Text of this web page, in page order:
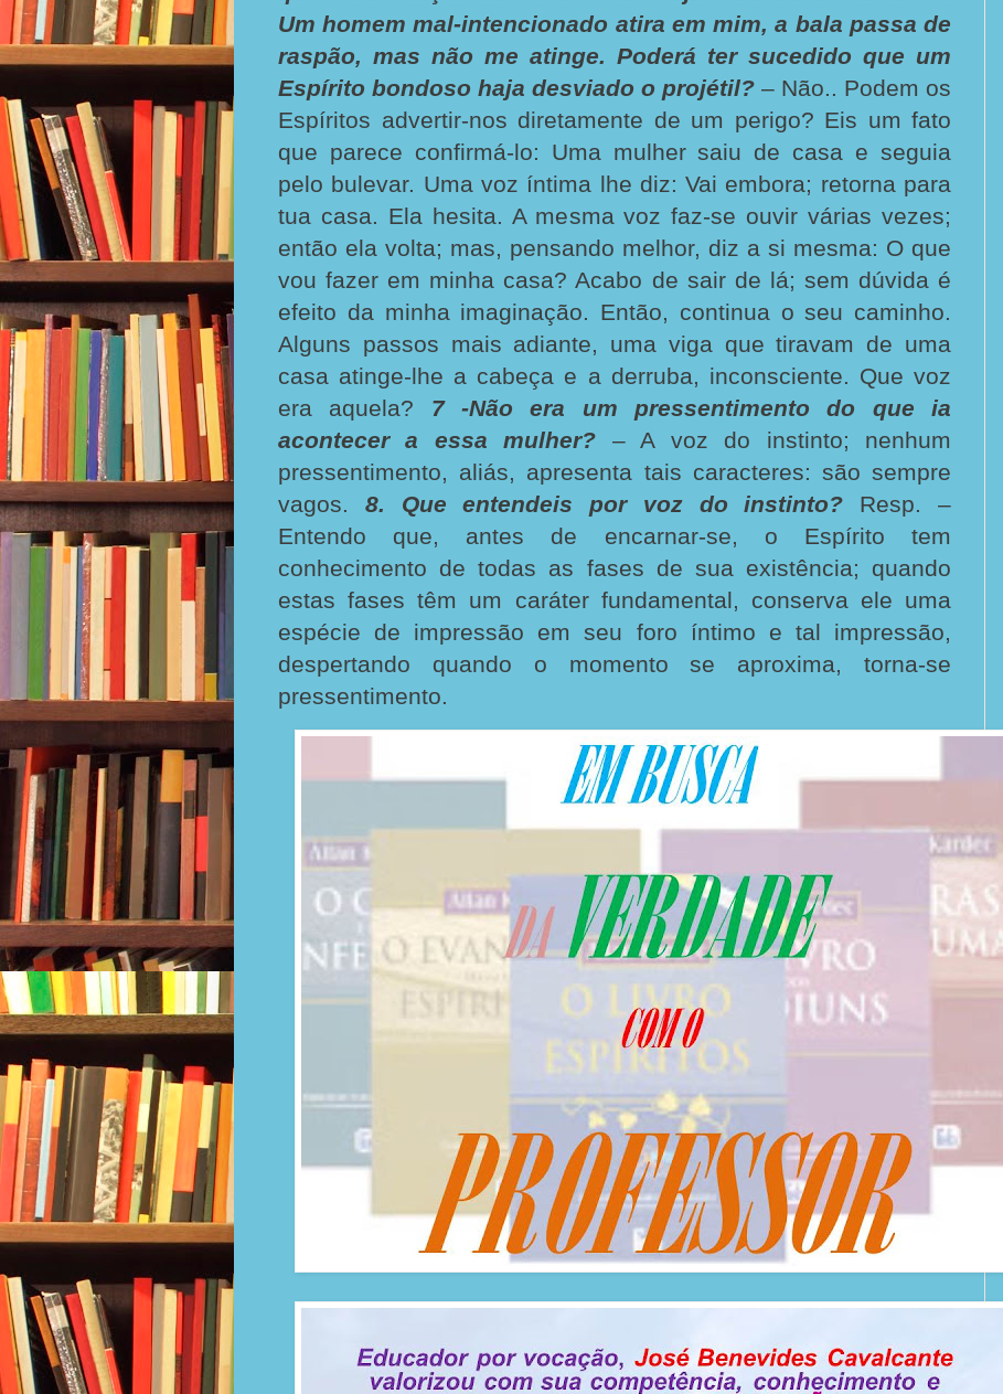
Um homem mal-intencionado atira em mim, a bala passa de
raspão, mas não me atinge. Poderá ter sucedido que um
Espírito bondoso haja desviado o projétil? – Não.. Podem os
Espíritos advertir-nos diretamente de um perigo? Eis um fato
que parece confirmá-lo: Uma mulher saiu de casa e seguia
pelo bulevar. Uma voz íntima lhe diz: Vai embora; retorna para
tua casa. Ela hesita. A mesma voz faz-se ouvir várias vezes;
então ela volta; mas, pensando melhor, diz a si mesma: O que
vou fazer em minha casa? Acabo de sair de lá; sem dúvida é
efeito da minha imaginação. Então, continua o seu caminho.
Alguns passos mais adiante, uma viga que tiravam de uma
casa atinge-lhe a cabeça e a derruba, inconsciente. Que voz
era aquela? 7 -Não era um pressentimento do que ia
acontecer a essa mulher? – A voz do instinto; nenhum
pressentimento, aliás, apresenta tais caracteres: são sempre
vagos. 8. Que entendeis por voz do instinto? Resp. –
Entendo que, antes de encarnar-se, o Espírito tem
conhecimento de todas as fases de sua existência; quando
estas fases têm um caráter fundamental, conserva ele uma
espécie de impressão em seu foro íntimo e tal impressão,
despertando quando o momento se aproxima, torna-se
pressentimento.